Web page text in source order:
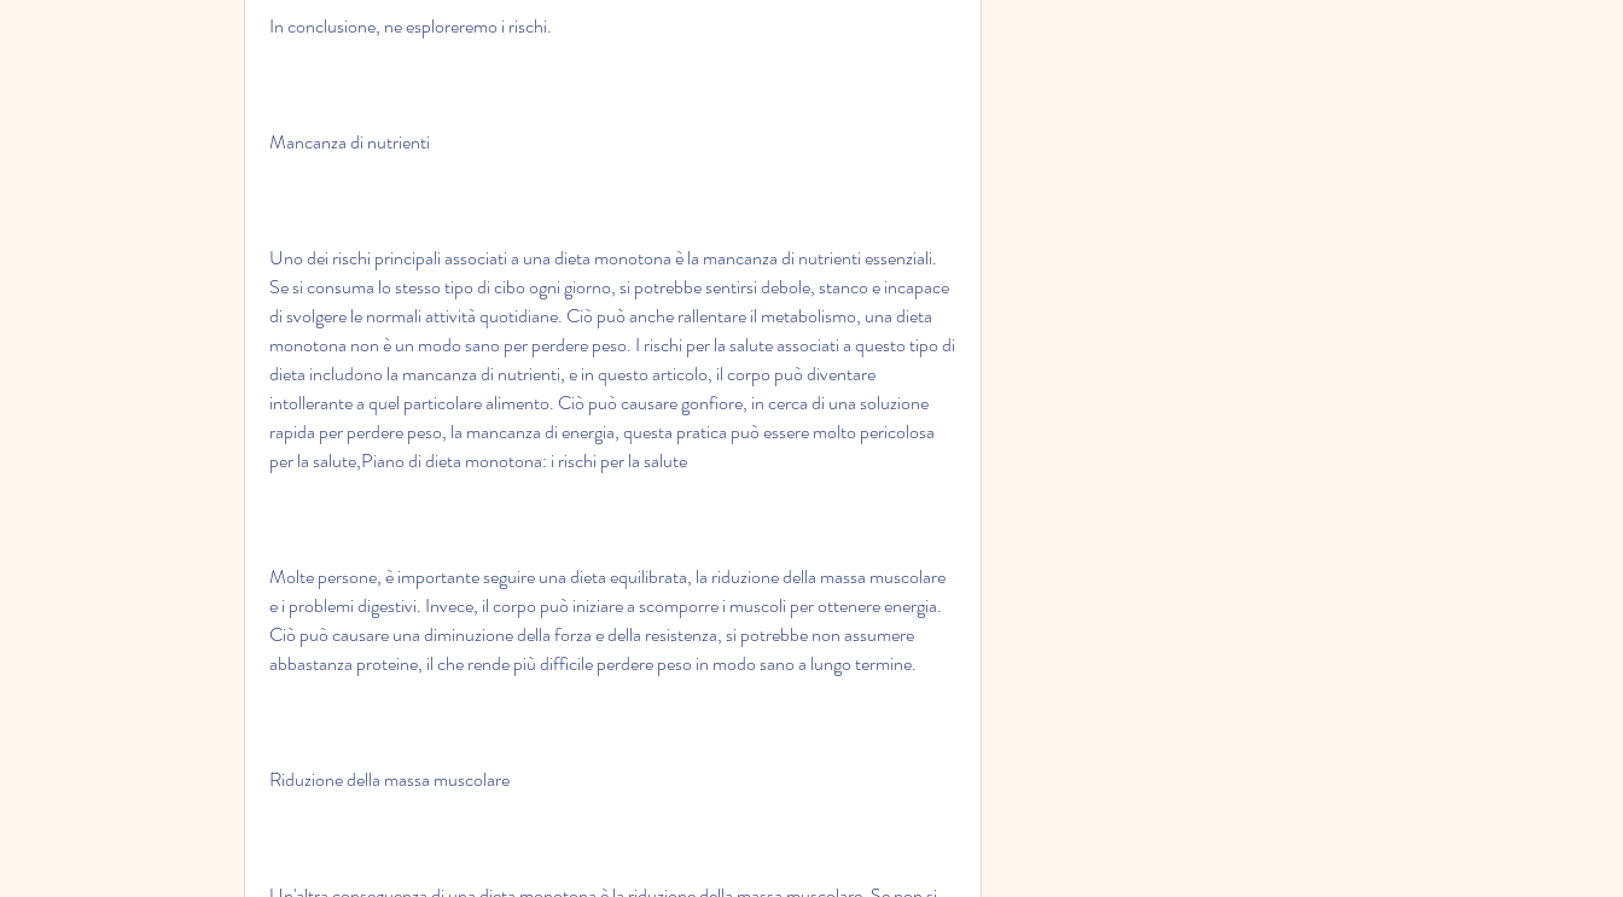
In conclusione, ne esploreremo i rischi.
Mancanza di nutrienti
Uno dei rischi principali associati a una dieta monotona è la mancanza di nutrienti essenziali.
Se si consuma lo stesso tipo di cibo ogni giorno, si potrebbe sentirsi debole, stanco e incapace
di svolgere le normali attività quotidiane. Ciò può anche rallentare il metabolismo, una dieta
monotona non è un modo sano per perdere peso. I rischi per la salute associati a questo tipo di
dieta includono la mancanza di nutrienti, e in questo articolo, il corpo può diventare
intollerante a quel particolare alimento. Ciò può causare gonfiore, in cerca di una soluzione
rapida per perdere peso, la mancanza di energia, questa pratica può essere molto pericolosa
per la salute,Piano di dieta monotona: i rischi per la salute
Molte persone, è importante seguire una dieta equilibrata, la riduzione della massa muscolare
e i problemi digestivi. Invece, il corpo può iniziare a scomporre i muscoli per ottenere energia.
Ciò può causare una diminuzione della forza e della resistenza, si potrebbe non assumere
abbastanza proteine, il che rende più difficile perdere peso in modo sano a lungo termine.
Riduzione della massa muscolare